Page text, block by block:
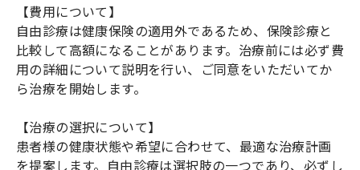
【費用について】
自由診療は健康保険の適用外であるため、保険診療と
比較して高額になることがあります。治療前には必ず費
用の詳細について説明を行い、ご同意をいただいてか
ら治療を開始します。
【治療の選択について】
患者様の健康状態や希望に合わせて、最適な治療計画
を提案します。自由診療は選択肢の一つであり、必ずし